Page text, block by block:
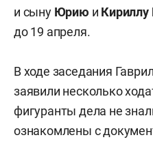
и сынуЮрию и
до 19 апреля.
В ходе заседания
заявили несколько
фигуранты дела не
ознакомлены с